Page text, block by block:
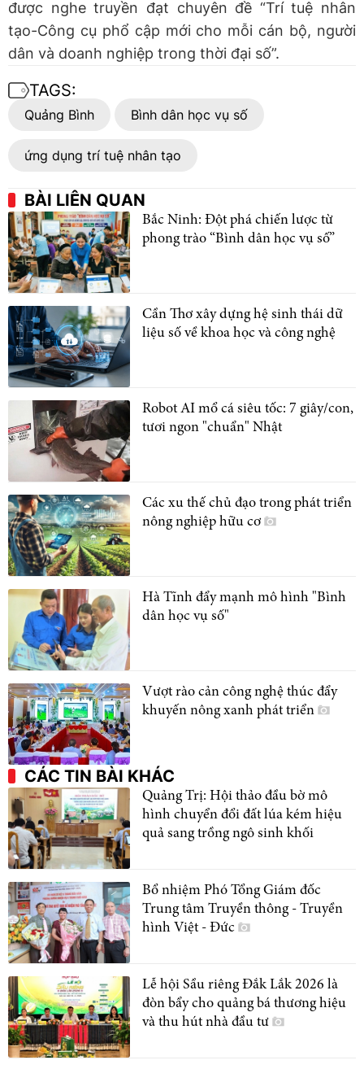
được nghe truyền đạt chuyên đề “Trí tuệ nhân
tạo-Công cụ phổ cập mới cho mỗi cán bộ, người
dân và doanh nghiệp trong thời đại số”.
TAGS:
Quảng Bình Bình dân học vụ số
ứng dụng trí tuệ nhân tạo
BÀI LIÊN QUAN
Bắc Ninh: Đột phá chiến lược từ
phong trào “Bình dân học vụ số”
Cần Thơ xây dựng hệ sinh thái dữ
liệu số về khoa học và công nghệ
Robot AI mổ cá siêu tốc: 7 giây/con,
tươi ngon "chuẩn" Nhật
Các xu thế chủ đạo trong phát triển
nông nghiệp hữu cơ
Hà Tĩnh đẩy mạnh mô hình "Bình
dân học vụ số"
Vượt rào cản công nghệ thúc đẩy
khuyến nông xanh phát triển
CÁC TIN BÀI KHÁC
Quảng Trị: Hội thảo đầu bờ mô
hình chuyển đổi đất lúa kém hiệu
quả sang trồng ngô sinh khối
Bổ nhiệm Phó Tổng Giám đốc
Trung tâm Truyền thông - Truyền
hình Việt - Đức
Lễ hội Sầu riêng Đắk Lắk 2026 là
đòn bẩy cho quảng bá thương hiệu
và thu hút nhà đầu tư